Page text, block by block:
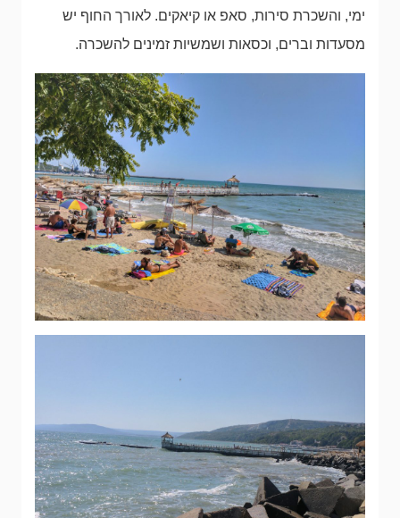
ימי, והשכרת סירות, סאפ או קיאקים. לאורך החוף יש
מסעדות וברים, וכסאות ושמשיות זמינים להשכרה.